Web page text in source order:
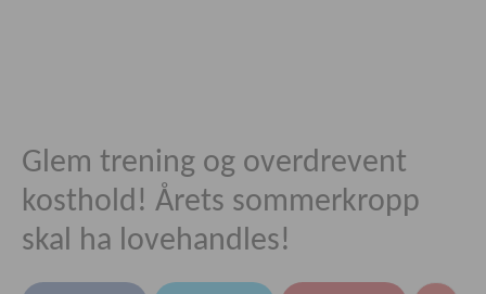
Glem trening og overdrevent
kosthold! Årets sommerkropp
skal ha lovehandles!